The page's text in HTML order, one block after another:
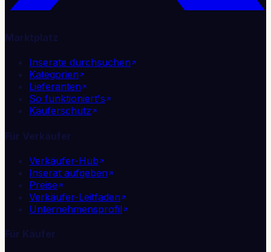
Marktplatz
Inserate durchsuchen
Kategorien
Lieferanten
So funktioniert's
Käuferschutz
Für Verkäufer
Verkäufer-Hub
Inserat aufgeben
Preise
Verkäufer-Leitfaden
Unternehmensprofil
Für Käufer